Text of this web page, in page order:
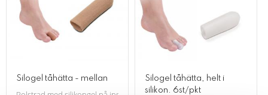
Silogel tåhätta - mellan
Silogel tåhätta, helt i
silikon. 6st/pkt